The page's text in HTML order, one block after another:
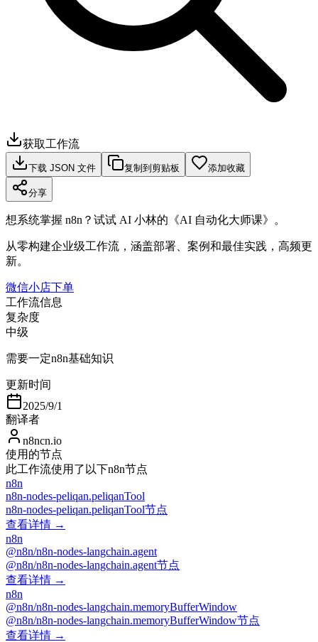
获取工作流
下载 JSON 文件 复制到剪贴板 添加收藏
分享
想系统掌握 n8n？试试 AI 小林的《AI 自动化大师课》。
从零构建企业级工作流，涵盖部署、案例和最佳实践，高频更
新。
微信小店下单
工作流信息
复杂度
中级
需要一定n8n基础知识
更新时间
2025/9/1
翻译者
n8ncn.io
使用的节点
此工作流使用了以下n8n节点
n8n
n8n-nodes-peliqan.peliqanTool
n8n-nodes-peliqan.peliqanTool节点
查看详情 →
n8n
@n8n/n8n-nodes-langchain.agent
@n8n/n8n-nodes-langchain.agent节点
查看详情 →
n8n
@n8n/n8n-nodes-langchain.memoryBufferWindow
@n8n/n8n-nodes-langchain.memoryBufferWindow节点
查看详情 →